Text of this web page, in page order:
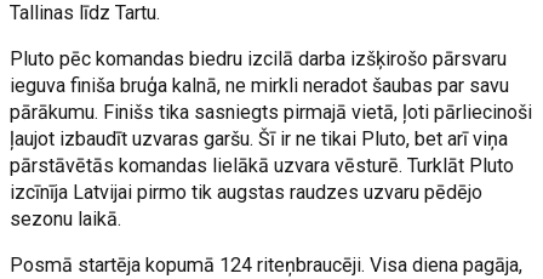
Tallinas līdz Tartu.
Pluto pēc komandas biedru izcilā darba izšķirošo pārsvaru
ieguva finiša bruģa kalnā, ne mirkli neradot šaubas par savu
pārākumu. Finišs tika sasniegts pirmajā vietā, ļoti pārliecinoši
ļaujot izbaudīt uzvaras garšu. Šī ir ne tikai Pluto, bet arī viņa
pārstāvētās komandas lielākā uzvara vēsturē. Turklāt Pluto
izcīnīja Latvijai pirmo tik augstas raudzes uzvaru pēdējo
sezonu laikā.
Posmā startēja kopumā 124 riteņbraucēji. Visa diena pagāja,